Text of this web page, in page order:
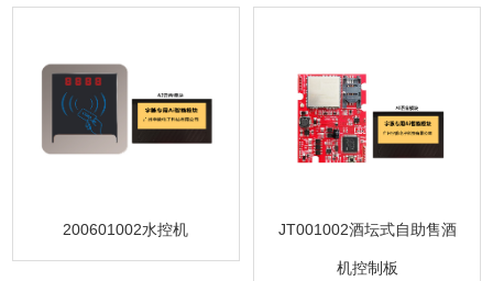
200601002水控机 JT001002酒坛式自助售酒
机控制板